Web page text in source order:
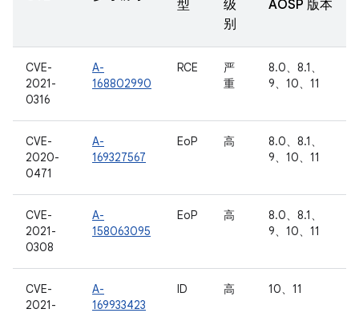
型
级
别
AOSP 版本
CVE-
2021-
0316
A-
168802990
RCE
严
重
8.0、8.1、
9、10、11
CVE-
2020-
0471
A-
169327567
EoP 高
8.0、8.1、
9、10、11
CVE-
2021-
0308
A-
158063095
EoP 高
8.0、8.1、
9、10、11
CVE-
2021-
A-
169933423
ID 高 10、11